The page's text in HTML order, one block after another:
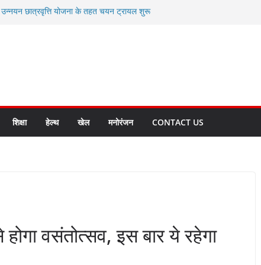
उन्नयन छात्रवृत्ति योजना के तहत चयन ट्रायल शुरू
के लिए अल्मोड़ा की गर्विता भाकुनी का
मित्र कैडेट्स का हुआ है चयन
सबसे बड़ी ताकत : मुख्यमंत्री पुष्कर सिंह धामी
बनाने के संकल्प को करना होगा साकार- मुख्यमंत्री
शिक्षा हेल्थ खेल मनोरंजन CONTACT US
वसंतोत्सव, इस बार ये रहेगा